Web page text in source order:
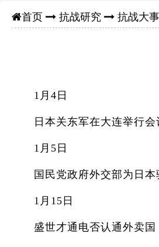
首页 抗战研究 抗战大
1月4日
日本关东军在大连举行会
1月5日
国民党政府外交部为日本
1月15日
盛世才通电否认通外卖国